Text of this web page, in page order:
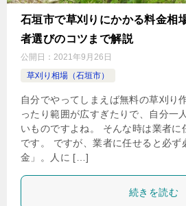
石垣市で草刈りにかかる料金相
者選びのコツまで解説
公開日： 2021年9月26日
草刈り相場（石垣市）
自分でやってしまえば無料の草刈り
ったり範囲が広すぎたりで、自分一
いものですよね。 そんな時は業者に
です。 ですが、業者に任せると必ず
金」。人に […]
続きを読む